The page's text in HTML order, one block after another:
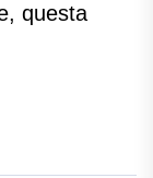
questa